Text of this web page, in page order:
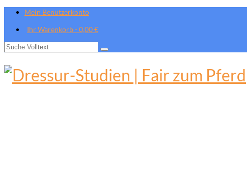
Mein Benutzerkonto
Ihr Warenkorb-0,00€
Suche